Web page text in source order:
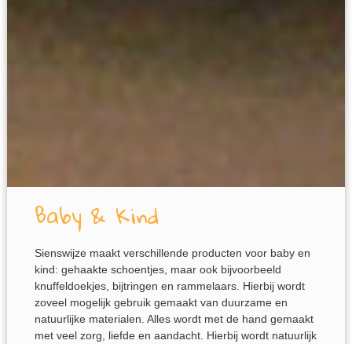
Baby & Kind
Sienswijze maakt verschillende producten voor baby en
kind: gehaakte schoentjes, maar ook bijvoorbeeld
knuffeldoekjes, bijtringen en rammelaars. Hierbij wordt
zoveel mogelijk gebruik gemaakt van duurzame en
natuurlijke materialen. Alles wordt met de hand gemaakt
met veel zorg, liefde en aandacht. Hierbij wordt natuurlijk